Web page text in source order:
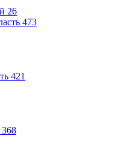
26
473
421
368